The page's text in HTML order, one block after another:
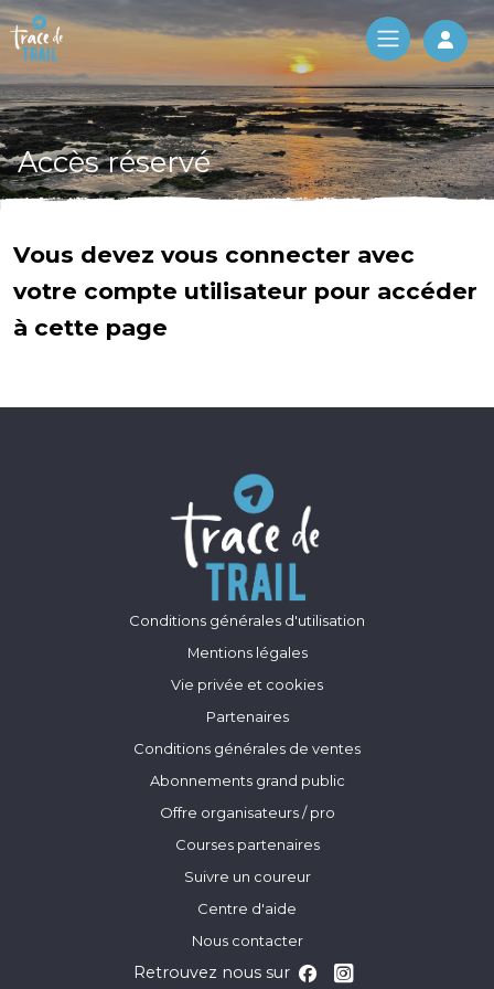
Log
Accès réservé
Vous devez vous connecter avec
votre compte utilisateur pour accéder
à cette page
Conditions générales d'utilisation
Mentions légales
Vie privée et cookies
Partenaires
Conditions générales de ventes
Abonnements grand public
Offre organisateurs / pro
Courses partenaires
Suivre un coureur
Centre d'aide
Nous contacter
Retrouvez nous sur